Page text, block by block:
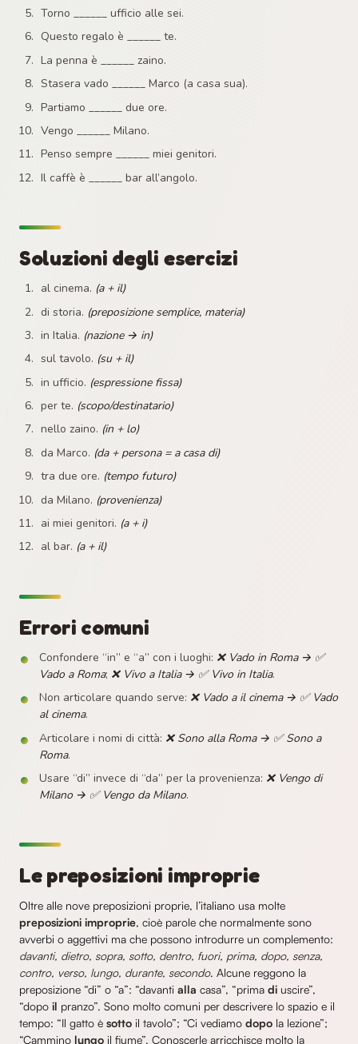
Torno ______ ufficio alle sei.
Questo regalo è ______ te.
La penna è ______ zaino.
Stasera vado ______ Marco (a casa sua).
Partiamo ______ due ore.
Vengo ______ Milano.
Penso sempre ______ miei genitori.
Il caffè è ______ bar all’angolo.
Soluzioni degli esercizi
al cinema. (a + il)
di storia. (preposizione semplice, materia)
in Italia. (nazione → in)
sul tavolo. (su + il)
in ufficio. (espressione fissa)
per te. (scopo/destinatario)
nello zaino. (in + lo)
da Marco. (da + persona = a casa di)
tra due ore. (tempo futuro)
da Milano. (provenienza)
ai miei genitori. (a + i)
al bar. (a + il)
Errori comuni
Confondere “in” e “a” con i luoghi: ❌ Vado in Roma → ✅
Vado a Roma; ❌ Vivo a Italia → ✅ Vivo in Italia.
Non articolare quando serve: ❌ Vado a il cinema → ✅ Vado
al cinema.
Articolare i nomi di città: ❌ Sono alla Roma → ✅ Sono a
Roma.
Usare “di” invece di “da” per la provenienza: ❌ Vengo di
Milano → ✅ Vengo da Milano.
Le preposizioni improprie
Oltre alle nove preposizioni proprie, l’italiano usa molte
preposizioni improprie, cioè parole che normalmente sono
avverbi o aggettivi ma che possono introdurre un complemento:
davanti, dietro, sopra, sotto, dentro, fuori, prima, dopo, senza,
contro, verso, lungo, durante, secondo. Alcune reggono la
preposizione “di” o “a”: “davanti alla casa”, “prima di uscire”,
“dopo il pranzo”. Sono molto comuni per descrivere lo spazio e il
tempo: “Il gatto è sotto il tavolo”; “Ci vediamo dopo la lezione”;
“Cammino lungo il fiume”. Conoscerle arricchisce molto la